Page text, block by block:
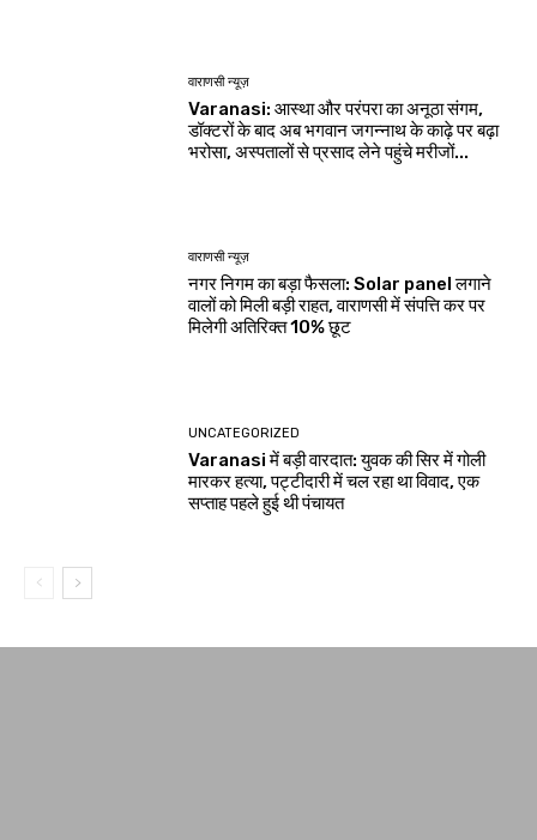
वाराणसी न्यूज़
Varanasi: आस्था और परंपरा का अनूठा संगम,
डॉक्टरों के बाद अब भगवान जगन्नाथ के काढ़े पर बढ़ा
भरोसा, अस्पतालों से प्रसाद लेने पहुंचे मरीजों...
वाराणसी न्यूज़
नगर निगम का बड़ा फैसला: Solar panel लगाने
वालों को मिली बड़ी राहत, वाराणसी में संपत्ति कर पर
मिलेगी अतिरिक्त 10% छूट
UNCATEGORIZED
Varanasi में बड़ी वारदात: युवक की सिर में गोली
मारकर हत्या, पट्टीदारी में चल रहा था विवाद, एक
सप्ताह पहले हुई थी पंचायत